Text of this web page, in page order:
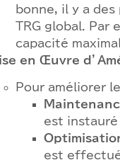
bonne, il y a
TRG global. Par
capacité
en Œuvre
Pour améliorer
est instauré
est